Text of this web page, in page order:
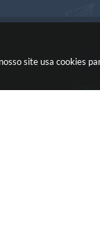
site usa cookies